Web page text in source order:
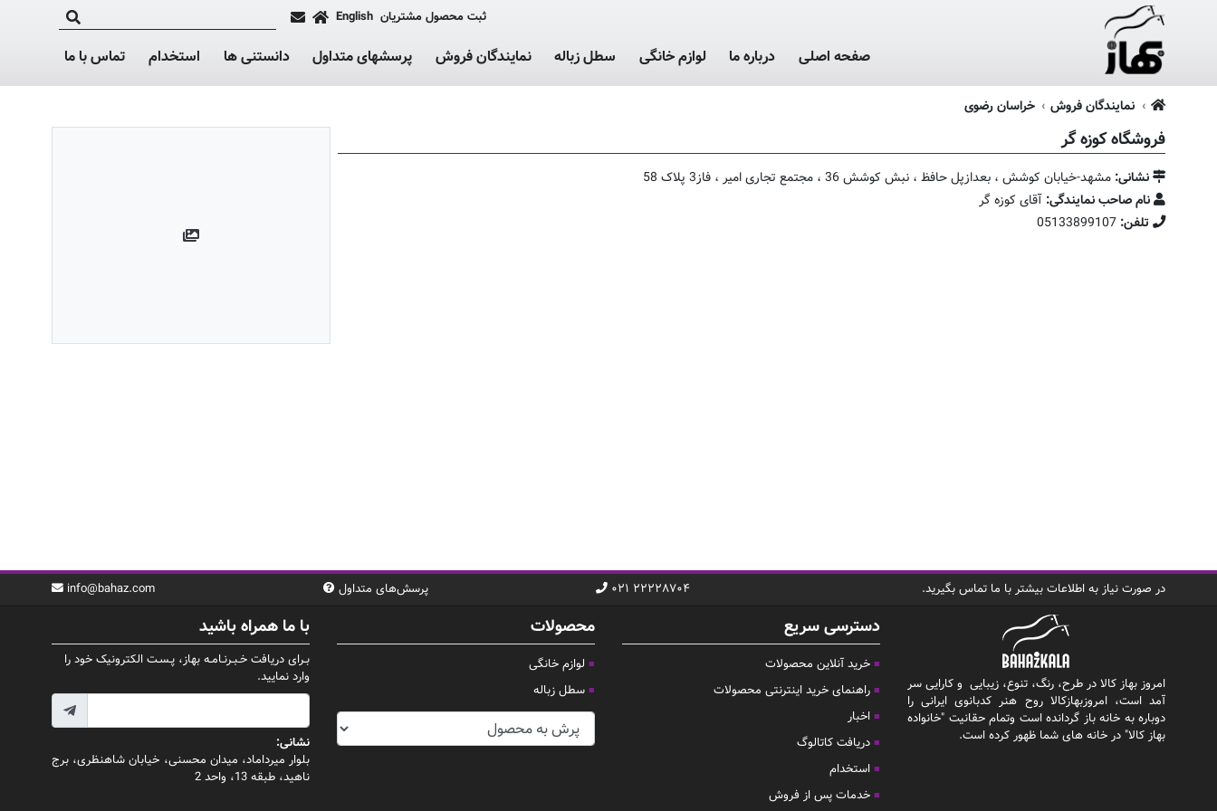
ثبت محصول مشتریان English
صفحه اصلی درباره ما لوازم خانگی سطل زباله نمایندگان فروش پرسشهای متداول دانستنی ها استخدام تماس با ما
نمایندگان فروش خراسان رضوی
فروشگاه کوزه گر
نشانی: مشهد-خیابان کوشش ، بعدازپل حافظ ، نبش کوشش 36 ، مجتمع تجاری امیر ، فاز3 پلاک 58
نام صاحب نمایندگی: آقای کوزه گر
تلفن: 05133899107
در صورت نیاز به اطلاعات بیشتر با ما تماس بگیرید. info@bahaz.com پرسش‌های متداول ۰۲۱ ۲۲۲۲۸۷۰۴
امروز بهاز کالا در طرح، رنگ، تنوع، زیبایی و کارایی سر
آمد است، امروزبهازکالا روح هنر کدبانوی ایرانی را
دوباره به خانه باز گردانده است وتمام حقانیت "خانواده
بهاز کالا" در خانه های شما ظهور کرده است.
دسترسی سریع
خرید آنلاین محصولات
راهنمای خرید اینترنتی محصولات
اخبار
دریافت کاتالوگ
استخدام
خدمات پس از فروش
محصولات
لوازم خانگی
سطل زباله
با ما همراه باشید
بـرای دریافت خـبـرنـامـه بهاز، پـسـت الکترونیک خود را
وارد نمایید.
نشانی:
بلوار میرداماد، میدان محسنی، خیابان شاهنظری، برج
ناهید، طبقه 13، واحد 2